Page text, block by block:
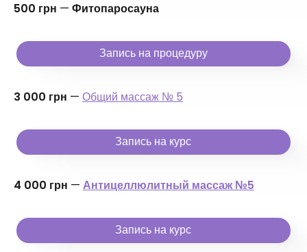
500 грн — Фитопаросауна
Запись на процедуру
3 000 грн — Общий массаж № 5
Запись на курс
4 000 грн — Антицеллюлитный массаж №5
Запись на курс